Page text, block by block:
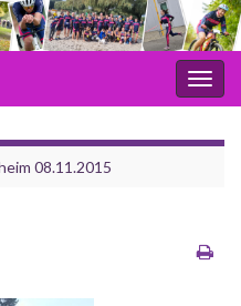
08.11.2015